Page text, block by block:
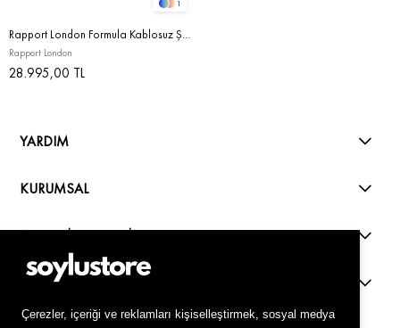
Çerezler, içeriği ve reklamları kişiselleştirmek, sosyal medya
1
Rapport London Formula Kablosuz Şarj Ünitesi Grey
Rapport London
28.995,00 TL
YARDIM
KURUMSAL
ALIŞVERİŞ REHBERİ
KVKK Live Support